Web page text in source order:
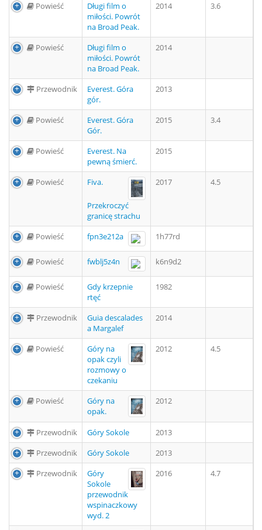
Powieść
Długi film o
miłości. Powrót
na Broad Peak.
2014 3.6
Powieść
Długi film o
miłości. Powrót
na Broad Peak.
2014
Przewodnik
Everest. Góra
gór.
2013
Powieść
Everest. Góra
Gór.
2015 3.4
Powieść
Everest. Na
pewną śmierć.
2015
Powieść Fiva.
Przekroczyć
granicę strachu
2017 4.5
Powieść fpn3e212a 1h77rd
Powieść fwblj5z4n k6n9d2
Powieść
Gdy krzepnie
rtęć
1982
Przewodnik
Guia descalades
a Margalef
2014
Powieść
Góry na
opak czyli
rozmowy o
czekaniu
2012 4.5
Powieść
Góry na
opak.
2012
Przewodnik Góry Sokole
2013
Przewodnik
Góry Sokole
2013
Przewodnik
Góry
Sokole
przewodnik
wspinaczkowy
wyd. 2
2016 4.7